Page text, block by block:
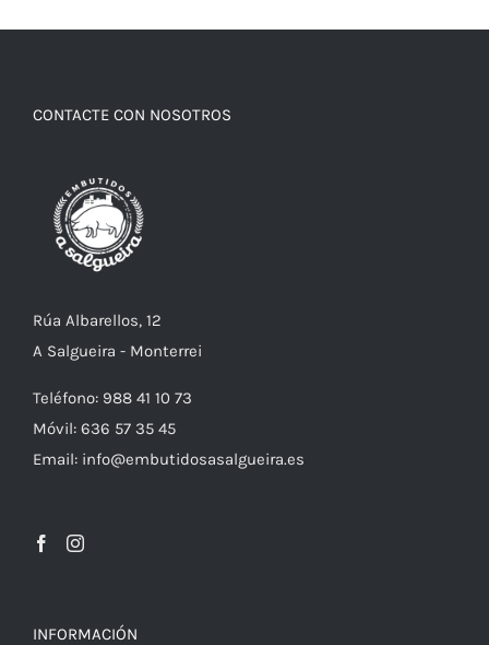
CONTACTE CON NOSOTROS
Rúa Albarellos, 12
A Salgueira - Monterrei
Teléfono: 988 41 10 73
Móvil: 636 57 35 45
Email: info@embutidosasalgueira.es
INFORMACIÓN